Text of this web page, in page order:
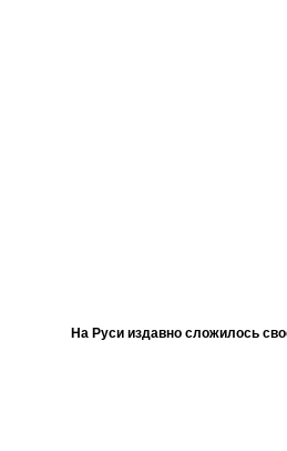
На Руси издавно сложилось